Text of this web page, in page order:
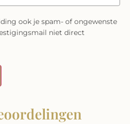
ook je spam- of ongewenste
niet direct